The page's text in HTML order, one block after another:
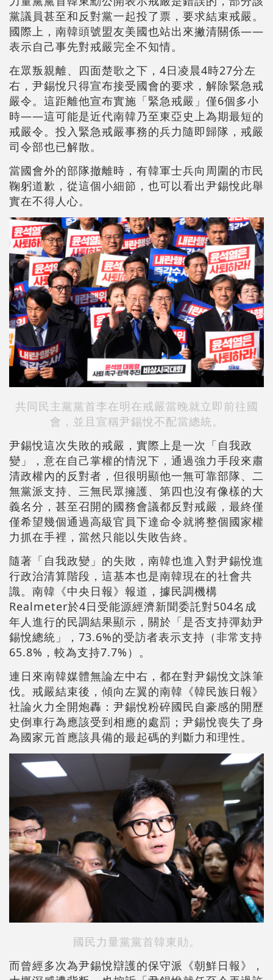
黨議員甚至和反對黨一起投了票，要求結束戒嚴。
國際上，南韓頭號盟友美國也站出來撇清關係——
表示自己事先對戒嚴完全不知情。
在眾叛親離、四面楚歌之下，4日凌晨4時27分左
右，尹錫悅只得宣布接受國會的要求，解除緊急戒
嚴令。這距離他宣布實施「緊急戒嚴」僅6個多小
時——這可能是近代南韓乃至東亞史上為期最短的
戒嚴令。投入緊急戒嚴事務的兵力隨即歸隊，戒嚴
司令部也已解散。
當國會外的部隊撤離時，有韓軍士兵向周圍的市民
鞠躬道歉，從這個小細節，也可以看出尹錫悅此舉
實在不得人心。
共同民主黨黨首李在明在戒嚴當晚就立即前往國
會，並且宣稱尹錫悅不配當總統。
尹錫悅這次失敗的戒嚴，實際上是一次「自我政
變」，意在自己掌權的情況下，通過強力手段來肅
清政權內的反對者，但很明顯他一無可靠部隊、二
無黨派支持、三無民眾擁護、第四也沒有像樣的大
義名分，甚至召開的國務會議都反對戒嚴，最終僅
僅希望幾個通過高級官員下達命令就將整個國家權
力抓在手裡，當然只能以失敗告終。
隨著「自我政變」的失敗，南韓也進入對尹錫悅進
行政治清算階段，這基本也是南韓現在的社會共
識。南韓《中央日報》報道，據民調機構
Realmeter於4日受能源經濟新聞委託對504名成
年人進行的民調結果顯示，關於「是否支持彈劾尹
錫悅總統」，73.6%的受訪者表示支持（非常支持
65.8%，較為支持7.7%）。
連日來南韓媒體無論左中右，都在對尹錫悅文誅筆
伐。戒嚴結束後，傾向左翼的南韓《韓民族日報》
社論火力全開炮轟：尹錫悅粉碎國民自豪感的開歷
史倒車行為應該受到相應的處罰；尹錫悅喪失了身
為國家元首應該具備的最起碼的判斷力和理性。
國民力量黨黨首韓東勛。
而曾經多次為尹錫悅辯護的保守派《朝鮮日報》，